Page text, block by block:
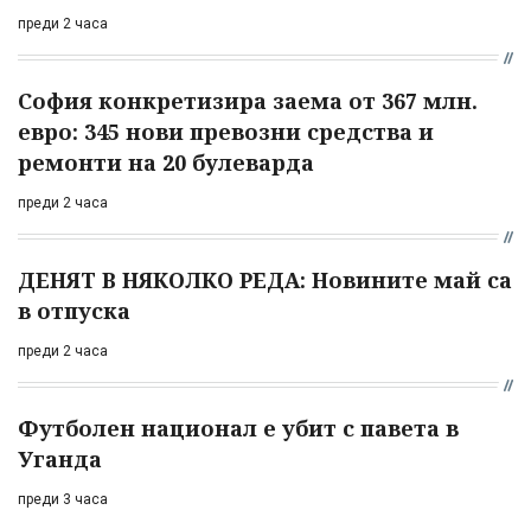
преди 2 часа
София конкретизира заема от 367 млн.
евро: 345 нови превозни средства и
ремонти на 20 булеварда
преди 2 часа
ДЕНЯТ В НЯКОЛКО РЕДА: Новините май са
в отпуска
преди 2 часа
Футболен национал е убит с павета в
Уганда
преди 3 часа